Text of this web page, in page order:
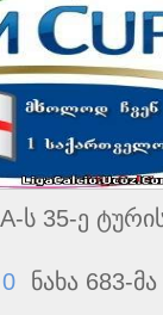
ს 35-ე
ნახა 683-